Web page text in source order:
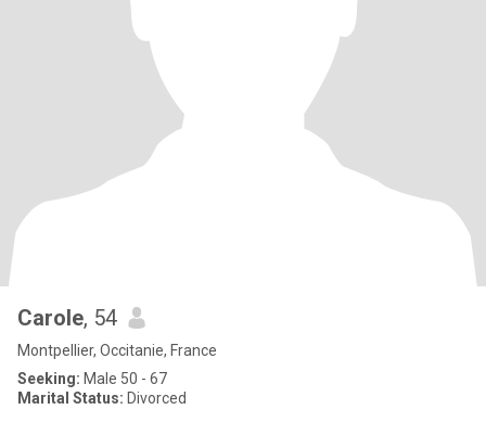
Carole, 54
Montpellier, Occitanie, France
Seeking: Male 50 - 67
Marital Status: Divorced